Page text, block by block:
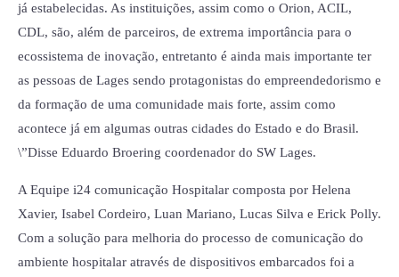
já estabelecidas. As instituições, assim como o Orion, ACIL,
CDL, são, além de parceiros, de extrema importância para o
ecossistema de inovação, entretanto é ainda mais importante ter
as pessoas de Lages sendo protagonistas do empreendedorismo e
da formação de uma comunidade mais forte, assim como
acontece já em algumas outras cidades do Estado e do Brasil.
\”Disse Eduardo Broering coordenador do SW Lages.
A Equipe i24 comunicação Hospitalar composta por Helena
Xavier, Isabel Cordeiro, Luan Mariano, Lucas Silva e Erick Polly.
Com a solução para melhoria do processo de comunicação do
ambiente hospitalar através de dispositivos embarcados foi a